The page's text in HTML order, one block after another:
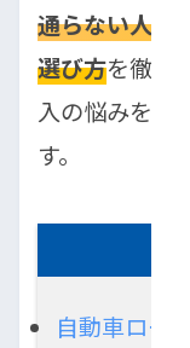
通らない人の
選び方を徹底
入の悩みを解
す。
自動車ロー